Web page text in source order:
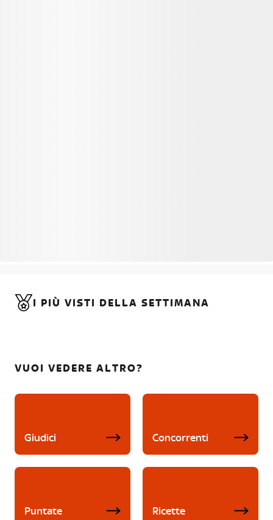
I PIÙ VISTI DELLA SETTIMANA
VUOI VEDERE ALTRO?
Giudici Concorrenti
Puntate Ricette